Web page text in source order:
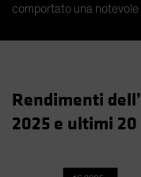
comportato una notevole
Rendimenti
2025 e ultimi